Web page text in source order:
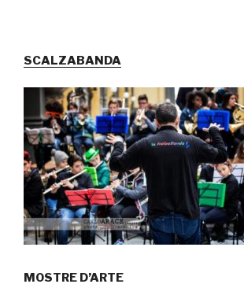
SCALZABANDA
MOSTRE D’ARTE